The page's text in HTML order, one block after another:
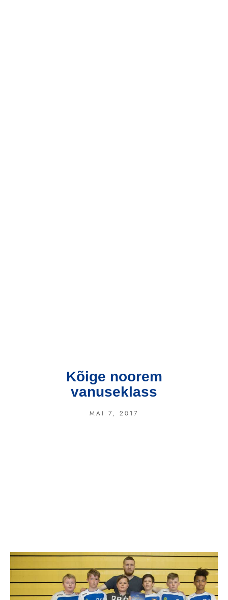
Kõige noorem
vanuseklass
MAI 7, 2017